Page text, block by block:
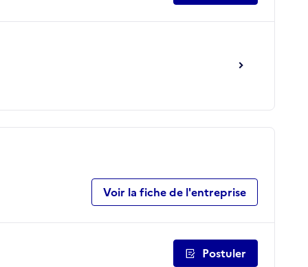
Voir la fiche de l'entreprise
Postuler